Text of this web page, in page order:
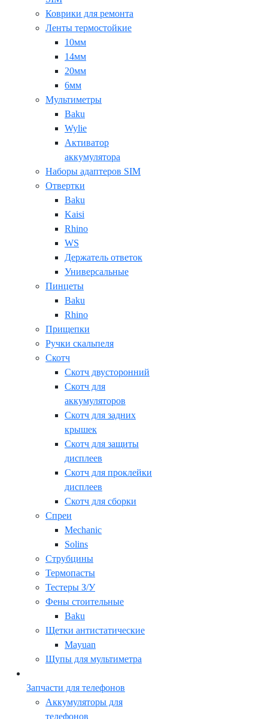
Коврики для ремонта
Ленты термостойкие
10мм
14мм
20мм
6мм
Мультиметры
Baku
Wylie
Активатор
аккумулятора
Наборы адаптеров SIM
Отвертки
Baku
Kaisi
Rhino
WS
Держатель ответок
Универсальные
Пинцеты
Baku
Rhino
Прищепки
Ручки скальпеля
Скотч
Скотч двусторонний
Скотч для
аккумуляторов
Скотч для задних
крышек
Скотч для защиты
дисплеев
Скотч для проклейки
дисплеев
Скотч для сборки
Спреи
Mechanic
Solins
Струбцины
Термопасты
Тестеры З/У
Фены стоительные
Baku
Щетки антистатические
Mayuan
Щупы для мультиметра
Запчасти для телефонов
Аккумуляторы для
телефонов